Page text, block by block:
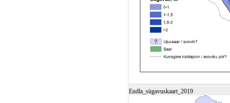
Endla_sügavuskaart_2019